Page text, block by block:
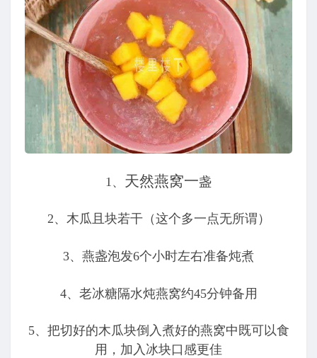
1、 天然燕窝一盏
2、木瓜且块若干（这个多一点无所谓）
3、燕盏泡发6个小时左右准备炖煮
4、老冰糖隔水炖燕窝约45分钟备用
5、把切好的木瓜块倒入煮好的燕窝中既可以食
用，加入冰块口感更佳